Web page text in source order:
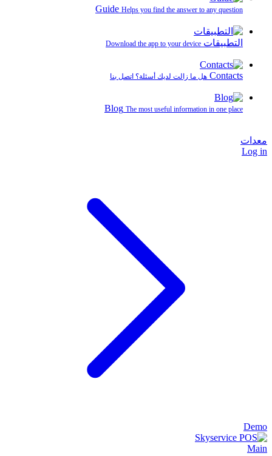
Guide Helps you find the answer to any question
التطبيقات Download the app to your device
Contacts هل ما زالت لديك أسئلة؟ اتصل بنا
Blog The most useful information in one place
معدات
Log in
Demo
Main